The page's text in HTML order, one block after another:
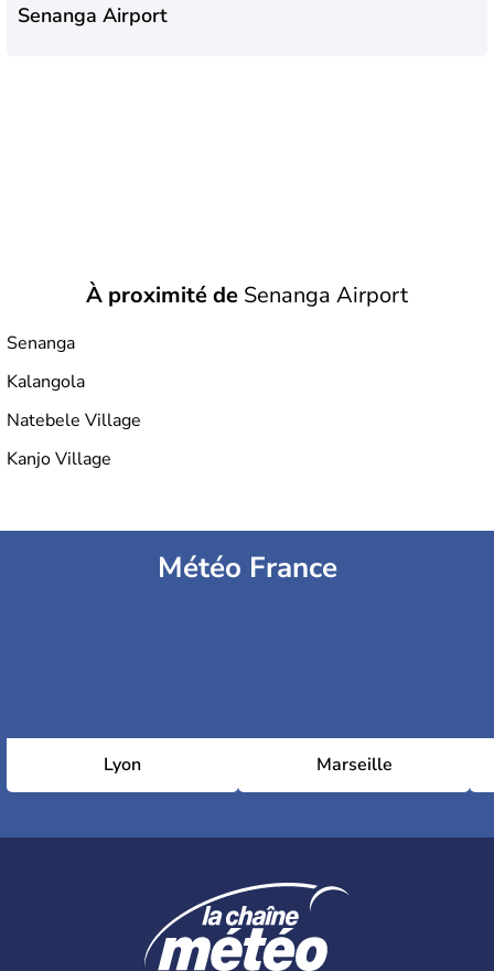
Senanga Airport
À proximité de Senanga Airport
Senanga
Kalangola
Natebele Village
Kanjo Village
Météo France
Lyon Marseille